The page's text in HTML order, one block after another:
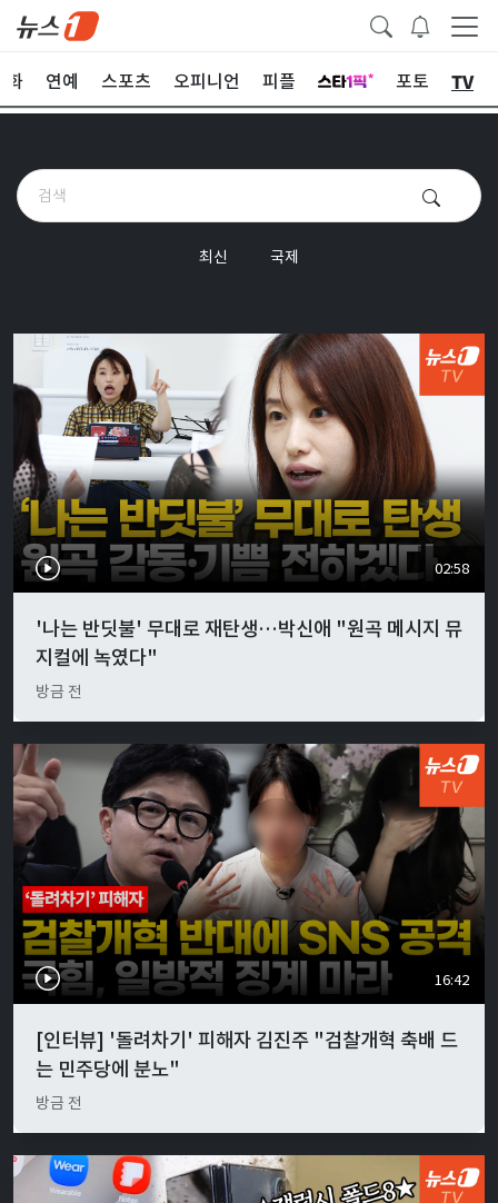
화 연예 스포츠 오피니언 피플 포토 TV
최신 국제
02:58
'나는 반딧불' 무대로 재탄생…박신애 "원곡 메시지 뮤
지컬에 녹였다"
방금 전
16:42
[인터뷰] '돌려차기' 피해자 김진주 "검찰개혁 축배 드
는 민주당에 분노"
방금 전